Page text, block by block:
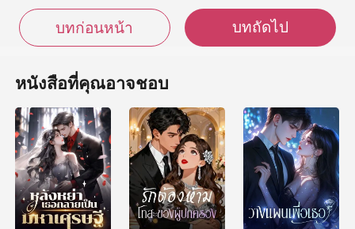
นทำให้ป้ามิเช
บทก่อนหน้า บทถัดไป
หนังสือที่คุณอาจชอบ